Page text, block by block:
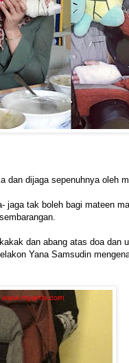
dan dijaga sepenuhnya oleh
jaga tak boleh bagi mateen
dan abang atas doa dan
Yana Samsudin